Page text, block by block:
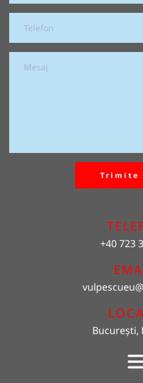
Trimite
+40 723
vulpescueu
București,